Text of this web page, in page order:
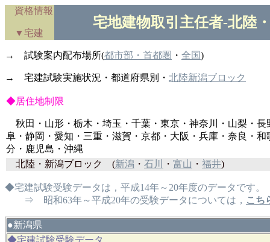
資格情報
▼宅建
宅地建物取引主任者-北陸
→ 試験案内配布場所(都市部・首都圏 ・ 全国)
→ 宅建試験実施状況・都道府県別・ 北陸新潟ブロック
◆居住地制限
秋田・山形・栃木・埼玉・千葉・東京・神奈川・山梨・長
阜・静岡・愛知・三重・滋賀・京都・大阪・兵庫・奈良・
分・鹿児島・沖縄
北陸・新潟ブロック
(新潟 ・ 石川 ・ 富山 ・ 福井)
◆宅建試験受験データは，平成14年～20年度のデータです。
⇒ 昭和63年～平成20年の受験データについては， こち
●新潟県
◆宅建試験受験データ